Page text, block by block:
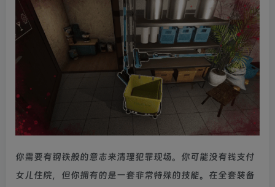
你需要有钢铁般的意志来清理犯罪现场。你可能没有钱支付
女儿住院，但你拥有的是一套非常特殊的技能。在全套装备